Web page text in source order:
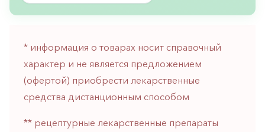
Урология
Ухо-
горло-
нос
Хирургия
* информация о товарах носит справочный
характер и не является предложением
(офертой) приобрести лекарственные
средства дистанционным способом
** рецептурные лекарственные препараты